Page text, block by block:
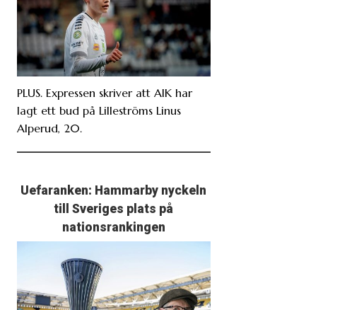
PLUS. Expressen skriver att AIK har
lagt ett bud på Lilleströms Linus
Alperud, 20.
Uefaranken: Hammarby nyckeln
till Sveriges plats på
nationsrankingen